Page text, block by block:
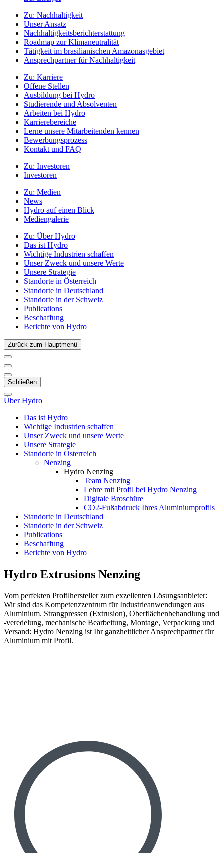
Zu: Nachhaltigkeit
Unser Ansatz
Nachhaltigkeitsberichterstattung
Roadmap zur Klimaneutralität
Tätigkeit im brasilianischen Amazonasgebiet
Ansprechpartner für Nachhaltigkeit
Zu: Karriere
Offene Stellen
Ausbildung bei Hydro
Studierende und Absolventen
Arbeiten bei Hydro
Karrierebereiche
Lerne unsere Mitarbeitenden kennen
Bewerbungsprozess
Kontakt und FAQ
Zu: Investoren
Investoren
Zu: Medien
News
Hydro auf einen Blick
Mediengalerie
Zu: Über Hydro
Das ist Hydro
Wichtige Industrien schaffen
Unser Zweck und unsere Werte
Unsere Strategie
Standorte in Österreich
Standorte in Deutschland
Standorte in der Schweiz
Publications
Beschaffung
Berichte von Hydro
Zurück zum Hauptmenü
Schließen
Über Hydro
Das ist Hydro
Wichtige Industrien schaffen
Unser Zweck und unsere Werte
Unsere Strategie
Standorte in Österreich
Nenzing
Hydro Nenzing
Team Nenzing
Lehre mit Profil bei Hydro Nenzing
Digitale Broschüre
CO2-Fußabdruck Ihres Aluminiumprofils
Standorte in Deutschland
Standorte in der Schweiz
Publications
Beschaffung
Berichte von Hydro
Hydro Extrusions Nenzing
Vom perfekten Profilhersteller zum exzellenten Lösungsanbieter:
Wir sind das Kompetenzzentrum für Industrieanwendungen aus
Aluminium. Strangpressen (Extrusion), Oberflächenbehandlung und
-veredelung, mechanische Bearbeitung, Montage, Verpackung und
Versand: Hydro Nenzing ist Ihr ganzheitlicher Ansprechpartner für
Aluminium mit Profil.